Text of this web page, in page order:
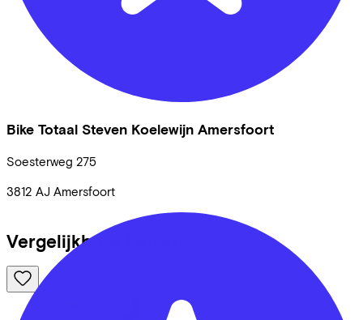
Bike Totaal Steven Koelewijn Amersfoort
Soesterweg 275
3812 AJ Amersfoort
Vergelijkbare fietsen